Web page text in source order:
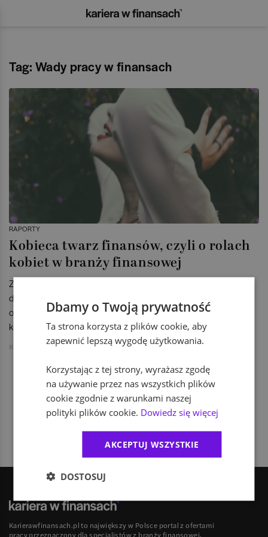
Tag: Wady pracy w finansach
RAPORTY
Kobieca twarz finansów, czyli o rolach
kobiet w branży finansowej
Zobaczcie, jakie bariery zawodowe napotykają kobiety w
drodze na szczyt kariery, w jakich obszarach kobiety
odnajdują się najlepiej i co najczęściej wpływa na decyzję
kobiet o karierze w finansach.
Karolina Zdunowska
1
Karierawfinansach.pl to największy w Polsce portal z ofertami
Dbamy o Twoją prywatność
Ta strona korzysta z plików cookie, aby
zapewnić lepszą wygodę użytkowania.
Korzystając z tej strony, wyrażasz zgodę
na używanie przez nas wszystkich plików
cookie zgodnie z warunkami naszej
polityki plików cookie. Dowiedz się więcej
AKCEPTUJ WSZYSTKIE
DOSTOSUJ